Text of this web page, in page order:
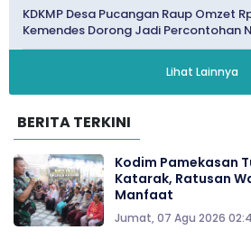
KDKMP Desa Pucangan Raup Omzet
Kemendes Dorong Jadi Percontohan
Lihat Lainnya
BERITA TERKINI
Kodim Pamekasan
Katarak, Ratusan
Manfaat
Jumat, 07 Agu 2026